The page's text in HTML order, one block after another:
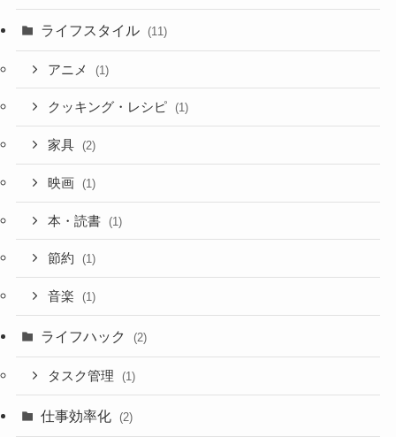
ライフスタイル (11)
アニメ (1)
クッキング・レシピ (1)
家具 (2)
映画 (1)
本・読書 (1)
節約 (1)
音楽 (1)
ライフハック (2)
タスク管理 (1)
仕事効率化 (2)